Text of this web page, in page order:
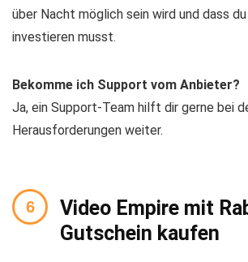
über Nacht möglich sein wird und dass
investieren musst.
Bekomme ich Support vom Anbieter?
Ja, ein Support-Team hilft dir gerne bei
Herausforderungen weiter.
Video Empire mit
Gutschein kaufen